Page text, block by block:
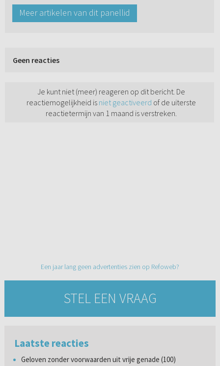
Meer artikelen van dit panellid
Geen reacties
Je kunt niet (meer) reageren op dit bericht. De
reactiemogelijkheid is niet geactiveerd of de uiterste
reactietermijn van 1 maand is verstreken.
Een jaar lang geen advertenties zien op Refoweb?
STEL EEN VRAAG
Laatste reacties
Geloven zonder voorwaarden uit vrije genade (100)